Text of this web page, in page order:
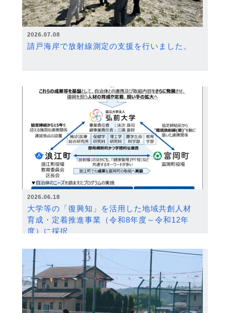
2026.07.08
請戸海岸で放射線測定の支援を行いました。
2026.06.18
大学等の「復興知」を活用した地域共創人材
育成・定着推進事業（令和8年度～令和12年
度）に採択